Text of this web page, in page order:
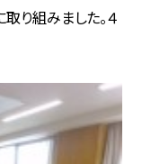
り組みました。４